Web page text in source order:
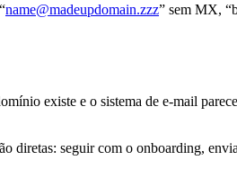
name@madeupdomain.zzz” sem MX,
existe e o sistema de e-mail
diretas: seguir com o onboarding,